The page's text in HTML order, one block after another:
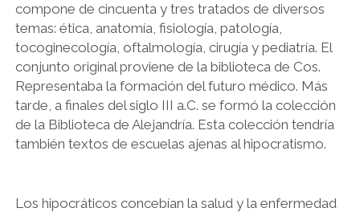
compone de cincuenta y tres tratados de diversos
temas: ética, anatomía, fisiología, patología,
tocoginecología, oftalmología, cirugía y pediatría. El
conjunto original proviene de la biblioteca de Cos.
Representaba la formación del futuro médico. Más
tarde, a finales del siglo III a.C. se formó la colección
de la Biblioteca de Alejandría. Esta colección tendría
también textos de escuelas ajenas al hipocratismo.
Los hipocráticos concebían la salud y la enfermedad